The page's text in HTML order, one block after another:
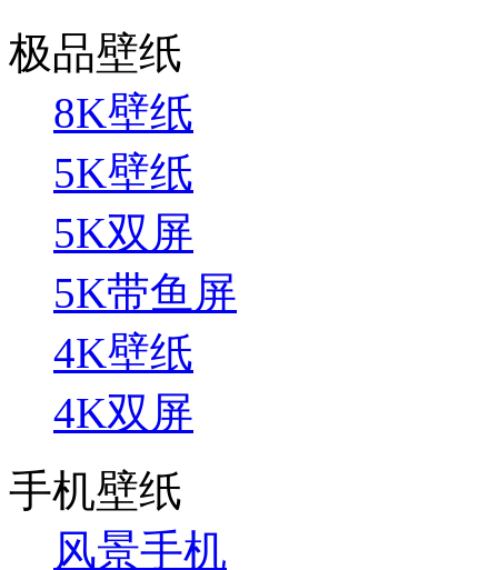
极品壁纸
8K壁纸
5K壁纸
5K双屏
5K带鱼屏
4K壁纸
4K双屏
手机壁纸
风景手机